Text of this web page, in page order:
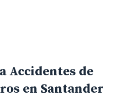
Accidentes de
en Santander